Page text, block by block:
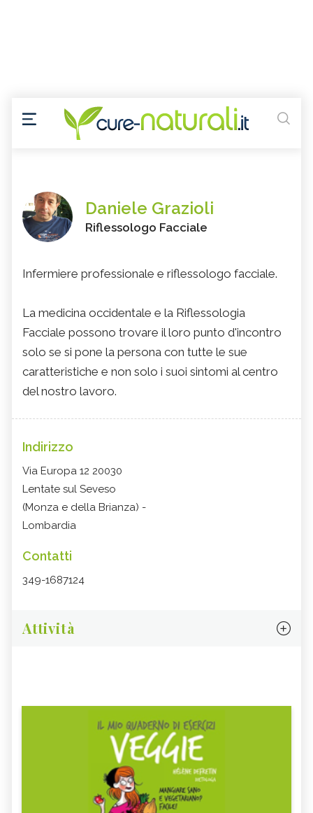
Daniele Grazioli
Riflessologo Facciale
Infermiere professionale e riflessologo facciale.
La medicina occidentale e la Riflessologia
Facciale possono trovare il loro punto d'incontro
solo se si pone la persona con tutte le sue
caratteristiche e non solo i suoi sintomi al centro
del nostro lavoro.
Indirizzo
Via Europa 12 20030
Lentate sul Seveso
(Monza e della Brianza) -
Lombardia
Contatti
349-1687124
Attività